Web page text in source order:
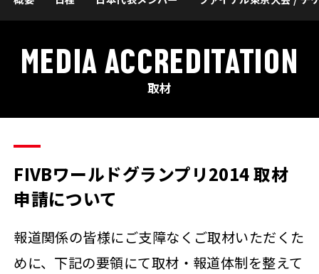
MEDIA ACCREDITATION
取材
FIVBワールドグランプリ2014 取材
申請について
報道関係の皆様にご支障なくご取材いただくた
めに、下記の要領にて取材・報道体制を整えて